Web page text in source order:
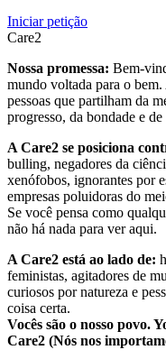
Iniciar petição
Care2
Nossa promessa: Bem-
mundo voltada para o
pessoas que partilham da
progresso, da bondade e
A Care2 se posiciona
bulling, negadores da
xenófobos, ignorantes por
empresas poluidoras do
Se você pensa como
não há nada para ver aqui.
A Care2 está ao lado de:
feministas, agitadores de
curiosos por natureza e
coisa certa.
Vocês são o nosso povo.
Care2 (Nós nos